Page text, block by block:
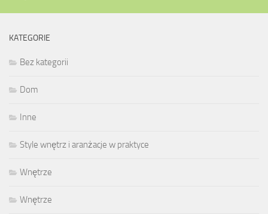
KATEGORIE
Bez kategorii
Dom
Inne
Style wnętrz i aranżacje w praktyce
Wnętrze
Wnętrze